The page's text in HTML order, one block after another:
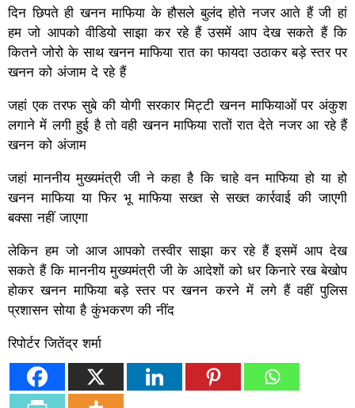
दिन छिपते ही खनन माफिया के हौसले बुलंद होते नजर आते हैं जी हां
हम जो आपको वीडियो साझा कर रहे हैं उसमें आप देख सकते हैं कि
कितने जोरो के साथ खनन माफिया रात का फायदा उठाकर बड़े स्तर पर
खनन को अंजाम दे रहे हैं
जहां एक तरफ सुबे की योगी सरकार मिट्टी खनन माफियाओं पर अंकुश
लगाने में लगी हुई है तो वही खनन माफिया रातों रात देते नजर आ रहे हैं
खनन को अंजाम
जहां माननीय मुख्यमंत्री जी ने कहा है कि चाहे वन माफिया हो या हो
खनन माफिया या फिर भू माफिया सख्त से सख्त कार्रवाई की जाएगी
बक्सा नहीं जाएगा
लेकिन हम जो आज आपको तस्वीर साझा कर रहे हैं इसमें आप देख
सकते हैं कि माननीय मुख्यमंत्री जी के आदेशों को धर किनारे रख बेखोप
होकर खनन माफिया बड़े स्तर पर खनन करने में लगे हैं वहीं पुलिस
प्रशासन सोया है कुंभकरण की नींद
रिपोर्टर जितेंद्र शर्मा